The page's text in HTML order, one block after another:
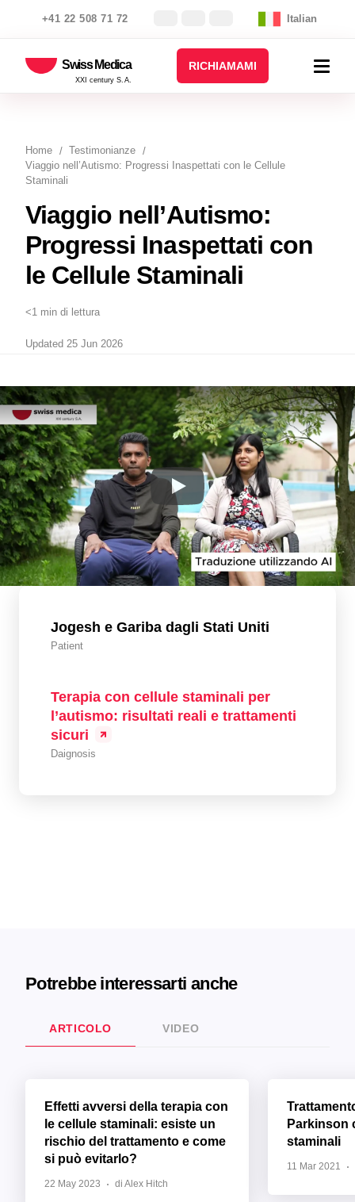
+41 22 508 71 72 Italian
Swiss Medica
XXI century S.A.
RICHIAMAMI
Home
Testimonianze
Viaggio nell’Autismo: Progressi Inaspettati con le Cellule
Staminali
Viaggio nell’Autismo:
Progressi Inaspettati con
le Cellule Staminali
<1 min di lettura
Updated 25 Jun 2026
Jogesh e Gariba dagli Stati Uniti
Patient
Terapia con cellule staminali per
l’autismo: risultati reali e trattamenti
sicuri
Daignosis
Potrebbe interessarti anche
ARTICOLO VIDEO
Effetti avversi della terapia con
le cellule staminali: esiste un
rischio del trattamento e come
si può evitarlo?
22 May 2023 di Alex Hitch
Parkinson
staminali
11 Mar 2021